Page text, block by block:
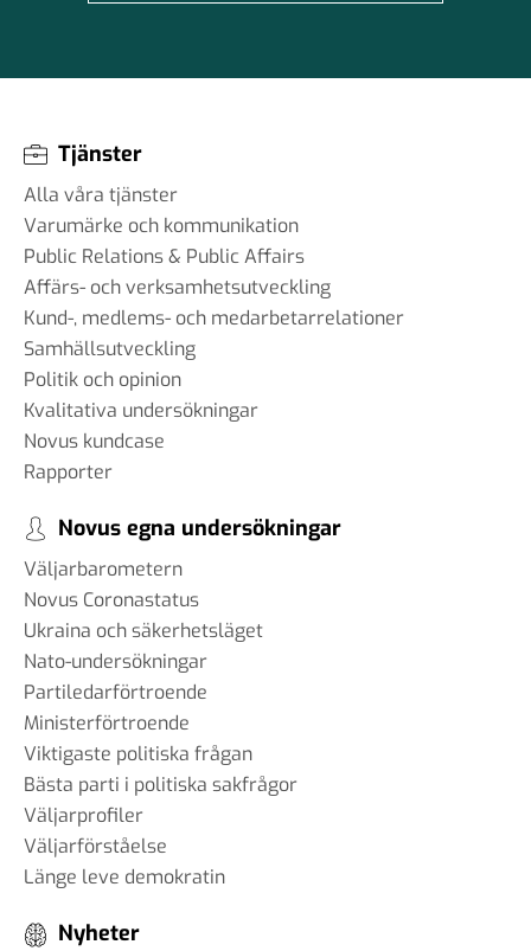
Tjänster
Alla våra tjänster
Varumärke och kommunikation
Public Relations & Public Affairs
Affärs- och verksamhetsutveckling
Kund-, medlems- och medarbetarrelationer
Samhällsutveckling
Politik och opinion
Kvalitativa undersökningar
Novus kundcase
Rapporter
Novus egna undersökningar
Väljarbarometern
Novus Coronastatus
Ukraina och säkerhetsläget
Nato-undersökningar
Partiledarförtroende
Ministerförtroende
Viktigaste politiska frågan
Bästa parti i politiska sakfrågor
Väljarprofiler
Väljarförståelse
Länge leve demokratin
Nyheter